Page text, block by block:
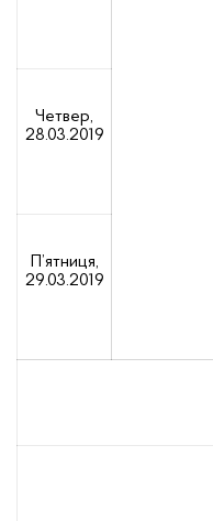
Четвер,
28.03.2019
П’ятниця,
29.03.2019